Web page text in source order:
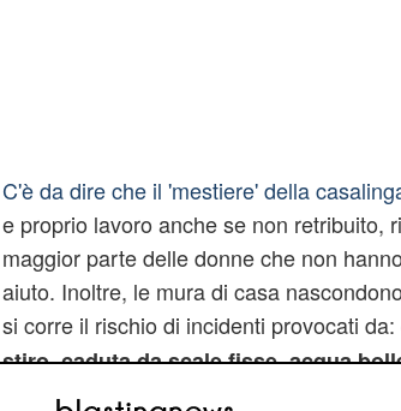
C'è da dire che il 'mestiere' della
e proprio lavoro anche se non retribuito,
maggior parte delle donne che non
aiuto. Inoltre, le mura di casa
si corre il rischio di incidenti provocati da:
stiro, caduta da scale fisse, acqua
Principalmente le lesioni più frequenti